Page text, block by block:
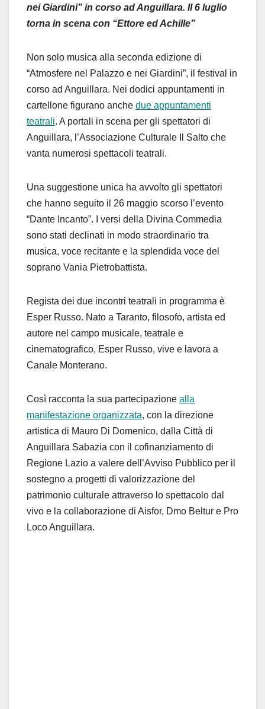
nei Giardini” in corso ad Anguillara. Il 6 luglio
torna in scena con “Ettore ed Achille”
Non solo musica alla seconda edizione di
“Atmosfere nel Palazzo e nei Giardini”, il festival in
corso ad Anguillara. Nei dodici appuntamenti in
cartellone figurano anche due appuntamenti
teatrali. A portali in scena per gli spettatori di
Anguillara, l’Associazione Culturale Il Salto che
vanta numerosi spettacoli teatrali.
Una suggestione unica ha avvolto gli spettatori
che hanno seguito il 26 maggio scorso l’evento
“Dante Incanto”. I versi della Divina Commedia
sono stati declinati in modo straordinario tra
musica, voce recitante e la splendida voce del
soprano Vania Pietrobattista.
Regista dei due incontri teatrali in programma è
Esper Russo. Nato a Taranto, filosofo, artista ed
autore nel campo musicale, teatrale e
cinematografico, Esper Russo, vive e lavora a
Canale Monterano.
Così racconta la sua partecipazione alla
manifestazione organizzata, con la direzione
artistica di Mauro Di Domenico, dalla Città di
Anguillara Sabazia con il cofinanziamento di
Regione Lazio a valere dell’Avviso Pubblico per il
sostegno a progetti di valorizzazione del
patrimonio culturale attraverso lo spettacolo dal
vivo e la collaborazione di Aisfor, Dmo Beltur e Pro
Loco Anguillara.